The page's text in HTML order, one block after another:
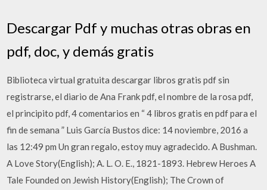
Descargar Pdf y muchas otras obras en
pdf, doc, y demás gratis
Biblioteca virtual gratuita descargar libros gratis pdf sin
registrarse, el diario de Ana Frank pdf, el nombre de la rosa pdf,
el principito pdf, 4 comentarios en “ 4 libros gratis en pdf para el
fin de semana ” Luis García Bustos dice: 14 noviembre, 2016 a
las 12:49 pm Un gran regalo, estoy muy agradecido. A Bushman.
A Love Story(English); A. L. O. E., 1821-1893. Hebrew Heroes A
Tale Founded on Jewish History(English); The Crown of